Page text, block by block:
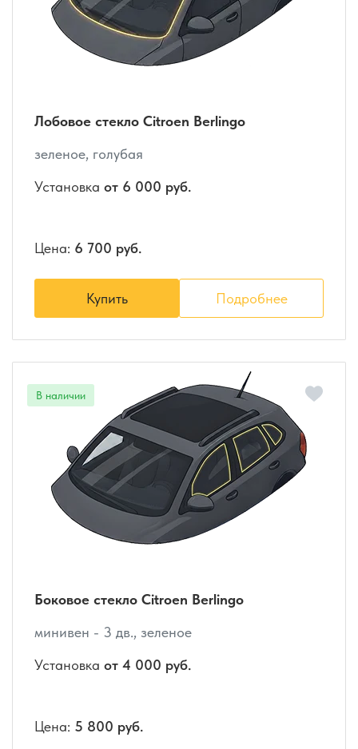
Лобовое стекло Citroen Berlingo
зеленое, голубая
Установка от 6 000 руб.
Цена: 6 700 руб.
Купить Подробнее
Боковое стекло Citroen Berlingo
минивен - 3 дв., зеленое
Установка от 4 000 руб.
Цена: 5 800 руб.